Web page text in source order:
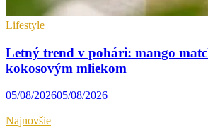
Lifestyle
Letný trend v pohári: mango
kokosovým mliekom
05/08/202605/08/2026
Najnovšie